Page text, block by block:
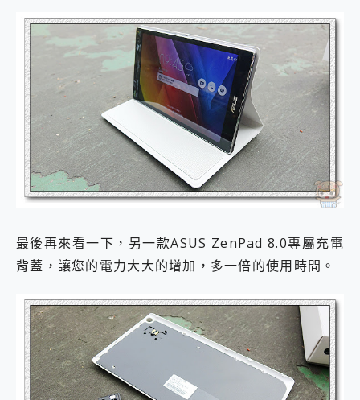
最後再來看一下，另一款ASUS ZenPad 8.0專屬充電
背蓋，讓您的電力大大的增加，多一倍的使用時間。